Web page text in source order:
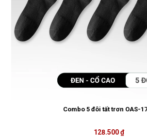
Combo 5 đôi tất trơn OAS-
128.500 ₫